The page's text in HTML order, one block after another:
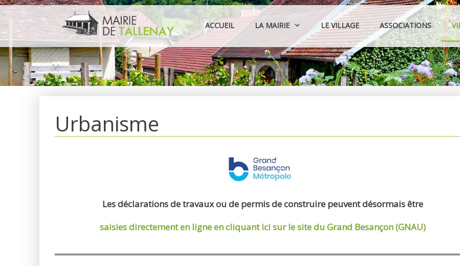
Aller
au
contenu
ACCUEIL LA MAIRIE LE VILLAGE ASSOCIATIONS
Urbanisme
Les déclarations de travaux ou de permis de construire peuvent désormais être
saisies directement en ligneen cliquant ici sur le site du Grand Besançon (GNAU)